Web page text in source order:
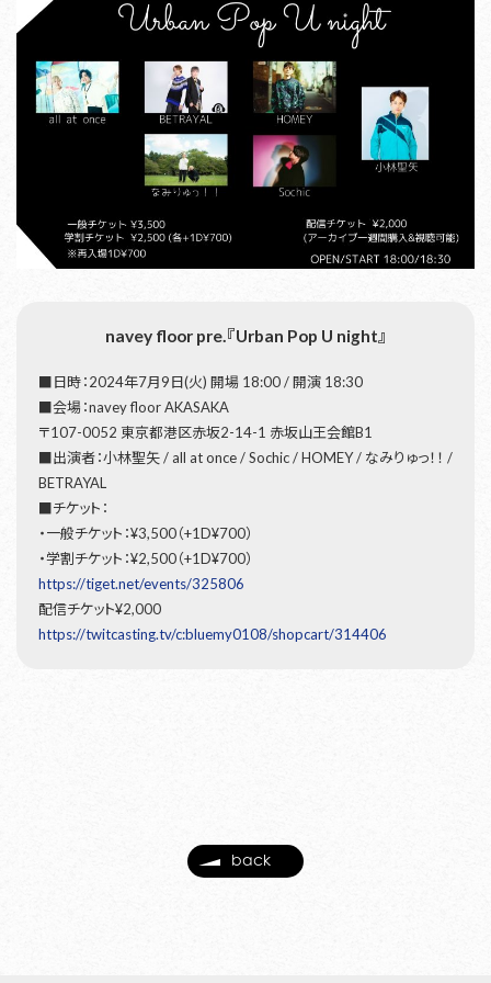
navey floor pre.『Urban Pop U night』
■日時：2024年7月9日(火) 開場 18:00 / 開演 18:30
■会場：navey floor AKASAKA
〒107-0052 東京都港区赤坂2-14-1 赤坂山王会館B1
■出演者：小林聖矢 / all at once / Sochic / HOMEY / なみりゅっ！！ /
BETRAYAL
■チケット：
・一般チケット：¥3,500（+1D¥700）
・学割チケット：¥2,500（+1D¥700）
https://tiget.net/events/325806
配信チケット¥2,000
https://twitcasting.tv/c:bluemy0108/shopcart/314406
back